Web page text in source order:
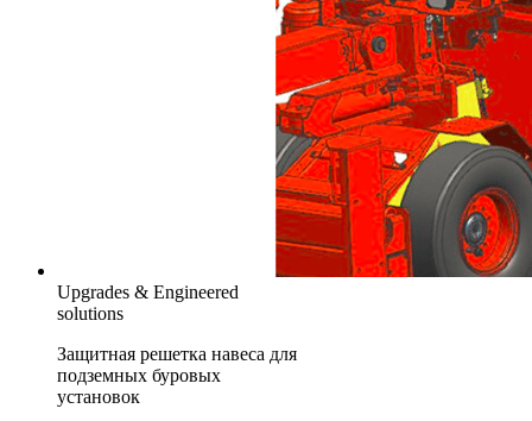
Upgrades & Engineered
solutions
Защитная решетка навеса для
подземных буровых
установок